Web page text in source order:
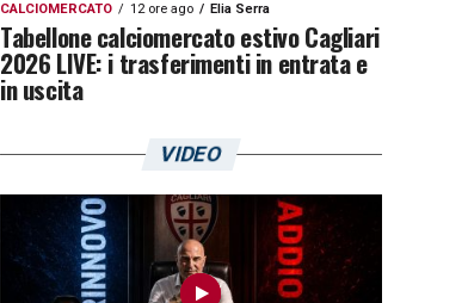
CALCIOMERCATO 12 ore ago Elia Serra
Tabellone calciomercato estivo Cagliari
2026 LIVE: i trasferimenti in entrata e
in uscita
VIDEO